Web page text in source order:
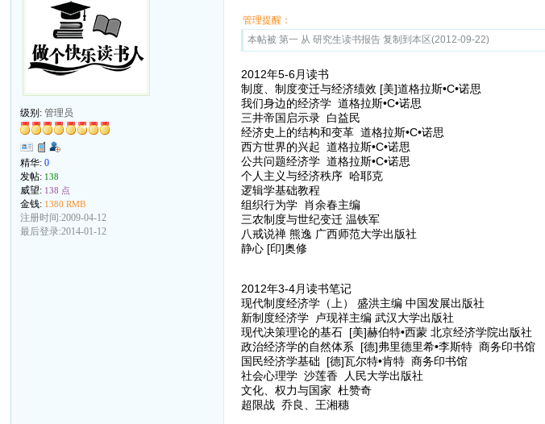
级别:管理员
精华:0
发帖: 138
威望: 138 点
金钱: 1380 RMB
注册时间:2009-04-12
最后登录:2014-01-12
管理提醒：
本帖被 第一 从 研究生读书报告 复制到本区(2012-09-22)
2012年5-6月读书
制度、制度变迁与经济绩效 [美]道格拉斯•C•诺思
我们身边的经济学 道格拉斯•C•诺思
三井帝国启示录 白益民
经济史上的结构和变革 道格拉斯•C•诺思
西方世界的兴起 道格拉斯•C•诺思
公共问题经济学 道格拉斯•C•诺思
个人主义与经济秩序 哈耶克
逻辑学基础教程
组织行为学 肖余春主编
三农制度与世纪变迁 温铁军
八戒说禅 熊逸 广西师范大学出版社
静心 [印]奥修
2012年3-4月读书笔记
现代制度经济学（上） 盛洪主编 中国发展出版社
新制度经济学 卢现祥主编 武汉大学出版社
现代决策理论的基石 [美]赫伯特•西蒙 北京经济学院出版社
政治经济学的自然体系 [德]弗里德里希•李斯特 商务印书馆
国民经济学基础 [德]瓦尔特•肯特 商务印书馆
社会心理学 沙莲香 人民大学出版社
文化、权力与国家 杜赞奇
超限战 乔良、王湘穗